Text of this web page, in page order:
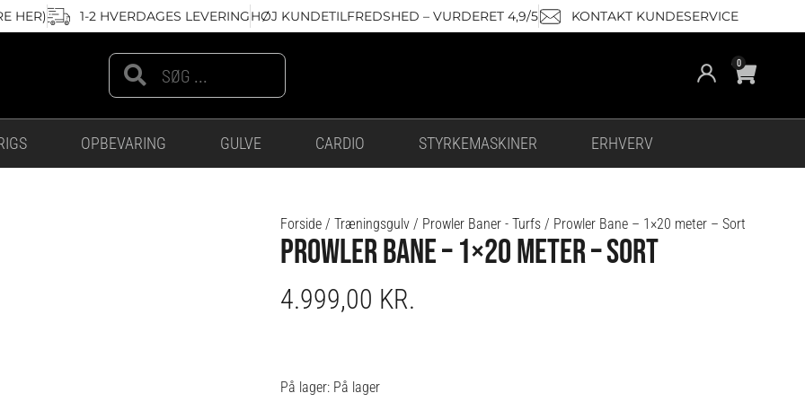
HER) 1-2 HVERDAGES LEVERINGHØJ KUNDETILFREDSHED – VURDERET 4,9/5 KONTAKT KUNDESERVICE
Search 0
Cart
OPBEVARING GULVE CARDIO STYRKEMASKINER ERHVERV
Forside /Træningsgulv / Prowler Baner - Turfs / Prowler Bane – 1×20 meter – Sort
PROWLER BANE – 1×20 METER – SORT
4.999,00 KR.
På lager: På lager
Prowler